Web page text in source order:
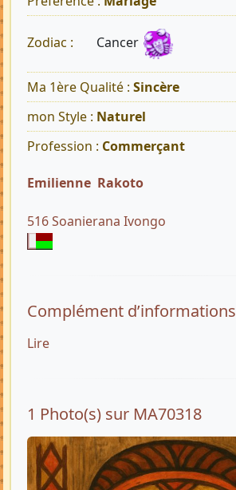
Zodiac : Cancer
Ma 1ère Qualité : Sincère
mon Style : Naturel
Profession : Commerçant
Emilienne Rakoto
516 Soanierana Ivongo
Complément d’informations
Lire
1 Photo(s) sur MA70318